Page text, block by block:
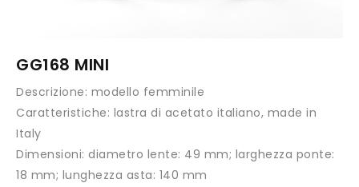
GG168 MINI
Descrizione: modello femminile
Caratteristiche: lastra di acetato italiano, made in
Italy
Dimensioni: diametro lente: 49 mm; larghezza ponte:
18 mm; lunghezza asta: 140 mm